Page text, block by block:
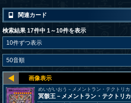
関連カード
検索結果 17件中 1～10件を表示
めいがいおう－メメントラン・テクトリカ
冥骸王－メメントラン・テクトリカ